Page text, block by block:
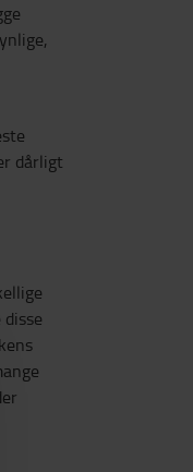
dårligt